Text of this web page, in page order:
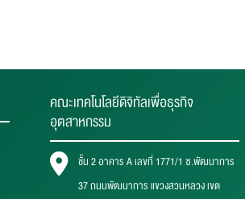
คณะเทคโนโลยีดิจิทัลเพื่อธุรกิจ
อุตสาหกรรม
ชั้น 2 อาคาร A เลขที่ 1771/1 ซ.พัฒนาการ
37 ถนนพัฒนาการ แขวงสวนหลวง เขต